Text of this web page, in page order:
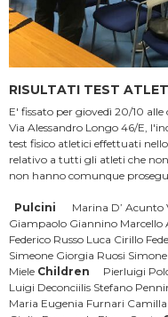
RISULTATI TEST
E' fissato per giovedì 20/10 alle
Via Alessandro Longo 46/E,
test fisico atletici effettuati
relativo a tutti gli atleti che
non hanno comunque
Pulcini
Marina D’
Giampaolo Giannino
Federico Russo Luca Cirillo
Simeone Giorgia Ruosi
Miele Children
Pierluigi
Luigi Deconciilis Stefano
Maria Eugenia Furnari